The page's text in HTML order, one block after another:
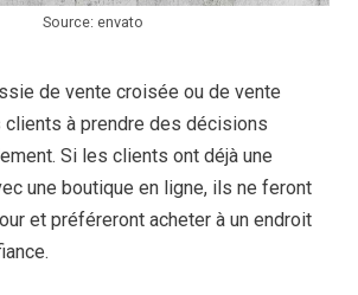
Source: envato
de vente croisée ou de vente
à prendre des décisions
Si les clients ont déjà une
une boutique en ligne, ils ne feront
et préféreront acheter à un endroit